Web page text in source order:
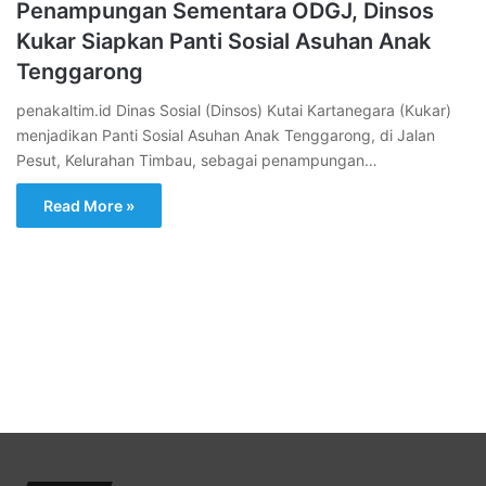
Penampungan Sementara ODGJ, Dinsos
Kukar Siapkan Panti Sosial Asuhan Anak
Tenggarong
penakaltim.id Dinas Sosial (Dinsos) Kutai Kartanegara (Kukar)
menjadikan Panti Sosial Asuhan Anak Tenggarong, di Jalan
Pesut, Kelurahan Timbau, sebagai penampungan…
Read More »